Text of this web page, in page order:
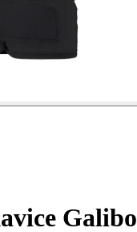
Galibo